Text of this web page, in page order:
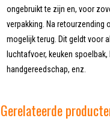
ongebruikt te zijn en, voor
verpakking. Na retourzending
mogelijk terug. Dit geldt voor
luchtafvoer, keuken
handgereedschap, enz.
Gerelateerde